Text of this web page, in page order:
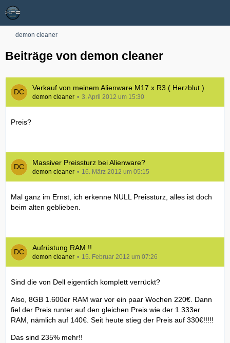
demon cleaner
Beiträge von demon cleaner
Verkauf von meinem Alienware M17 x R3 ( Herzblut )
demon cleaner 3. April 2012 um 15:30
Preis?
Massiver Preissturz bei Alienware?
demon cleaner 16. März 2012 um 05:15
Mal ganz im Ernst, ich erkenne NULL Preissturz, alles ist doch
beim alten geblieben.
Aufrüstung RAM !!
demon cleaner 15. Februar 2012 um 07:26
Sind die von Dell eigentlich komplett verrückt?
Also, 8GB 1.600er RAM war vor ein paar Wochen 220€. Dann
fiel der Preis runter auf den gleichen Preis wie der 1.333er
RAM, nämlich auf 140€. Seit heute stieg der Preis auf 330€!!!!!
Das sind 235% mehr!!